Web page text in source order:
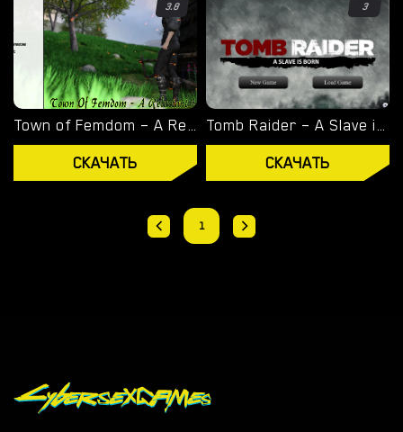
3.8
Town of Femdom – A Reluctant Hero – New Version 0.34 [jinjonkun]
СКАЧАТЬ
3
Tomb Raider – A Slave is Born – Version 1.2 [Junkymana]
СКАЧАТЬ
1